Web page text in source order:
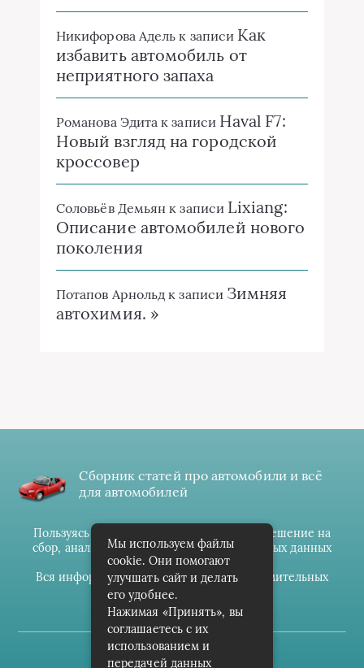
Никифорова Адель к записи Как
избавить автомобиль от
неприятного запаха
Романова Эдита к записи Haval F7:
Новый взгляд на городской
кроссовер
Соловьёв Демьян к записи Lixiang:
Описание автомобилей нового
поколения
Потапов Арнольд к записи Зимняя
автохимия. »
Сборник статей про автомобили и всё
для автомобилей
Пользуясь данным ресурсом вы даёте разрешение на
сбор, анализ и хранение своих персональных данных
согласноПравилам
Вся информация предоставлена в ознакомительных
целях.
(c) cpark-avto.ru
Мы используем файлы
cookie. Они помогают
улучшать сайт и делать
его удобнее.
Нажимая «Принять», вы
соглашаетесь с их
использованием и
передачей данных